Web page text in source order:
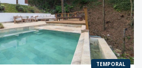
TEMPORAL